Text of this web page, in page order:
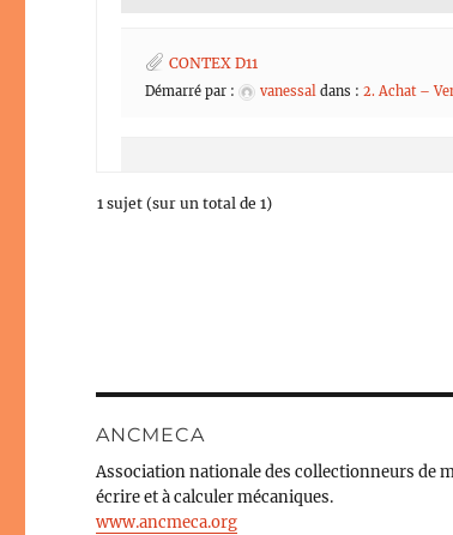
CONTEX D11
Démarré par : vanessal dans :2. Achat –
1 sujet (sur un total de 1)
ANCMECA
Association nationale des collectionneurs de
écrire et à calculer mécaniques.
www.ancmeca.org